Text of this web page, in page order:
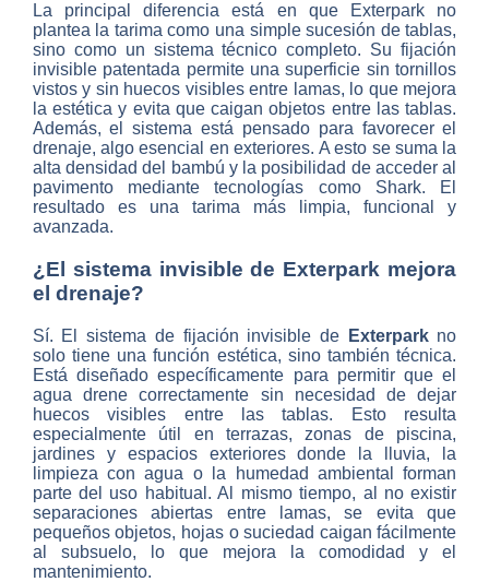
La principal diferencia está en que Exterpark no
plantea la tarima como una simple sucesión de tablas,
sino como un sistema técnico completo. Su fijación
invisible patentada permite una superficie sin tornillos
vistos y sin huecos visibles entre lamas, lo que mejora
la estética y evita que caigan objetos entre las tablas.
Además, el sistema está pensado para favorecer el
drenaje, algo esencial en exteriores. A esto se suma la
alta densidad del bambú y la posibilidad de acceder al
pavimento mediante tecnologías como Shark. El
resultado es una tarima más limpia, funcional y
avanzada.
¿El sistema invisible de Exterpark mejora
el drenaje?
Sí. El sistema de fijación invisible de Exterparkno
solo tiene una función estética, sino también técnica.
Está diseñado específicamente para permitir que el
agua drene correctamente sin necesidad de dejar
huecos visibles entre las tablas. Esto resulta
especialmente útil en terrazas, zonas de piscina,
jardines y espacios exteriores donde la lluvia, la
limpieza con agua o la humedad ambiental forman
parte del uso habitual. Al mismo tiempo, al no existir
separaciones abiertas entre lamas, se evita que
pequeños objetos, hojas o suciedad caigan fácilmente
al subsuelo, lo que mejora la comodidad y el
mantenimiento.